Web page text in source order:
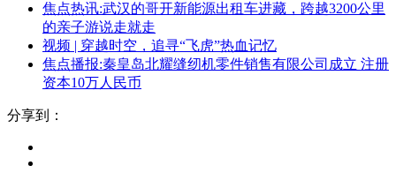
焦点热讯:武汉的哥开新能源出租车进藏，跨越3200公里
的亲子游说走就走
视频 | 穿越时空，追寻“飞虎”热血记忆
焦点播报:秦皇岛北耀缝纫机零件销售有限公司成立 注册
资本10万人民币
分享到：